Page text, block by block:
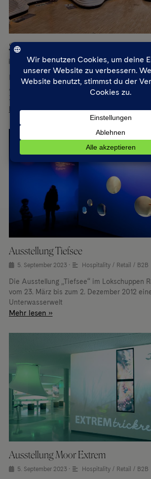
Schopflochalb
5. September 2023 • Hospitality / Retail / B2B
Für eine Dauerausstellung im
Alb wurde das Naturschutzgebiet in Form
380 m² Räumlichkeiten
Mehr lesen »
Ausstellung Tiefsee
5. September 2023 • Hospitality / Retail / B2B
Die Ausstellung „Tiefsee“ im Lokschuppen
vom 23. März bis zum 2. Dezember 2012
Unterwasserwelt
Mehr lesen »
Ausstellung Moor Extrem
5. September 2023 • Hospitality / Retail / B2B